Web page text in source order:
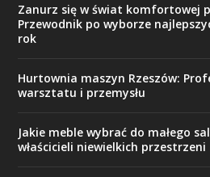
Zanurz się w świat komfortowej
Przewodnik po wyborze
rok
Hurtownia maszyn Rzeszów:
warsztatu i przemysłu
Jakie meble wybrać do małego
właścicieli niewielkich przestrzeni